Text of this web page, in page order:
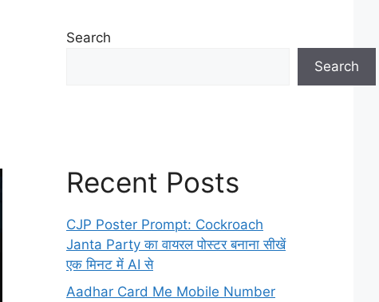
Search
Search
Recent Posts
CJP Poster Prompt: Cockroach
Janta Party का वायरल पोस्टर बनाना सीखें
एक मिनट में AI से
Aadhar Card Me Mobile Number